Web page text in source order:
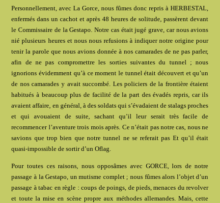
Personnellement, avec La Gorce, nous fûmes donc repris à HERBESTAL,
enfermés dans un cachot et après 48 heures de solitude, passèrent devant
le Commissaire de la Gestapo. Notre cas était jugé grave, car nous avions
nié plusieurs heures et nous nous refusions à indiquer notre origine pour
tenir la parole que nous avions donnée à nos camarades de ne pas parler,
afin de ne pas compromettre les sorties suivantes du tunnel ; nous
ignorions évidemment qu’à ce moment le tunnel était découvert et qu’un
de nos camarades y avait succombé. Les policiers de la frontière étaient
habitués à beaucoup plus de facilité de la part des évadés repris, car ils
avaient affaire, en général, à des soldats qui s’évadaient de stalags proches
et qui avouaient de suite, sachant qu’il leur serait très facile de
recommencer l’aventure trois mois après. Ce n’était pas notre cas, nous ne
savions que trop bien que notre tunnel ne se referait pas Et qu’il était
quasi-impossible de sortir d’un Oflag.
Pour toutes ces raisons, nous opposâmes avec GORCE, lors de notre
passage à la Gestapo, un mutisme complet ; nous fûmes alors l’objet d’un
passage à tabac en règle : coups de poings, de pieds, menaces du revolver
et toute la mise en scène propre aux méthodes allemandes. Mais, cette